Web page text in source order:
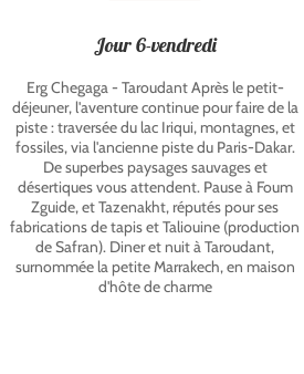
Jour 6-vendredi
Erg Chegaga - Taroudant Après le petit-
déjeuner, l'aventure continue pour faire de la
piste : traversée du lac Iriqui, montagnes, et
fossiles, via l'ancienne piste du Paris-Dakar.
De superbes paysages sauvages et
désertiques vous attendent. Pause à Foum
Zguide, et Tazenakht, réputés pour ses
fabrications de tapis et Taliouine (production
de Safran). Diner et nuit à Taroudant,
surnommée la petite Marrakech, en maison
d'hôte de charme